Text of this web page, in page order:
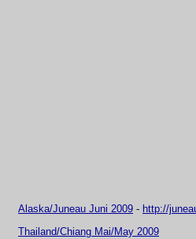
Alaska/Juneau Juni 2009 - http://
Thailand/Chiang Mai/May 2009